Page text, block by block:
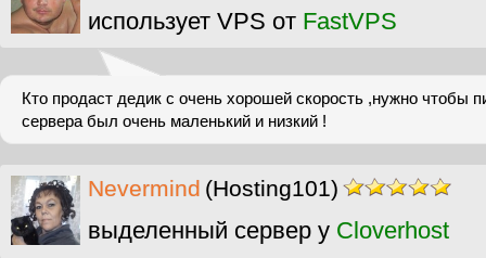
использует VPS от FastVPS
Кто продаст дедик с очень хорошей скорость ,нужно чтобы
сервера был очень маленький и низкий !
Nevermind (Hosting101)
выделенный сервер у Cloverhost